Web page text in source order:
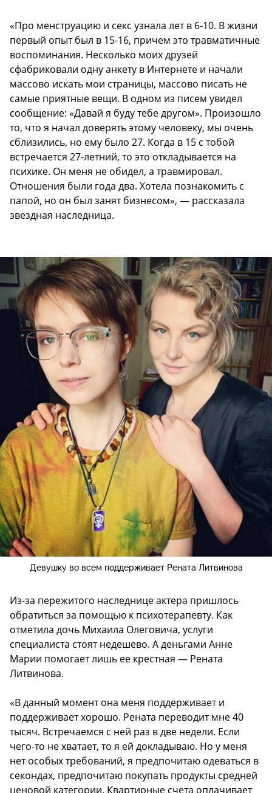
«Про менструацию и секс узнала лет в 6-10. В жизни
первый опыт был в 15-16, причем это травматичные
воспоминания. Несколько моих друзей
сфабриковали одну анкету в Интернете и начали
массово искать мои страницы, массово писать не
самые приятные вещи. В одном из писем увидел
сообщение: «Давай я буду тебе другом». Произошло
то, что я начал доверять этому человеку, мы очень
сблизились, но ему было 27. Когда в 15 с тобой
встречается 27-летний, то это откладывается на
психике. Он меня не обидел, а травмировал.
Отношения были года два. Хотела познакомить с
папой, но он был занят бизнесом», — рассказала
звездная наследница.
Девушку во всем поддерживает Рената Литвинова
Из-за пережитого наследнице актера пришлось
обратиться за помощью к психотерапевту. Как
отметила дочь Михаила Олеговича, услуги
специалиста стоят недешево. А деньгами Анне
Марии помогает лишь ее крестная — Рената
Литвинова.
«В данный момент она меня поддерживает и
поддерживает хорошо. Рената переводит мне 40
тысяч. Встречаемся с ней раз в две недели. Если
чего-то не хватает, то я ей докладываю. Но у меня
нет особых требований, я предпочитаю одеваться в
секондах, предпочитаю покупать продукты средней
ценовой категории. Квартирные счета оплачивает